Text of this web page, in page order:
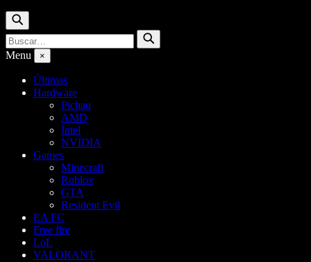
Buscar
Buscar
por:
Buscar
Menu ×
Últimas
Hardware
Pichau
AMD
Intel
NVIDIA
Games
Minecraft
Roblox
GTA
Resident Evil
EA FC
Free fire
LoL
VALORANT